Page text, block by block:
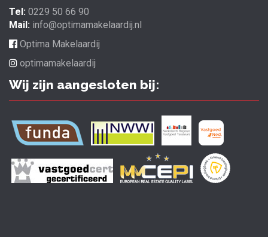
Tel: 0229 50 66 90
Mail: info@optimamakelaardij.nl
Optima Makelaardij
optimamakelaardij
Wij zijn aangesloten bij: